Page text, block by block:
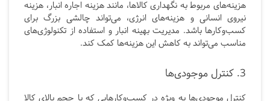
هزینه‌های مربوط به نگهداری کالاها، مانند هزینه اجاره انبار، هزینه
نیروی انسانی و هزینه‌های انرژی، می‌تواند چالشی بزرگ برای
کسب‌وکارها باشد. مدیریت بهینه انبار و استفاده از تکنولوژی‌های
مناسب می‌تواند به کاهش این هزینه‌ها کمک کند.
3. کنترل موجودی‌ها